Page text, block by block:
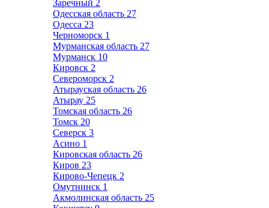
Заречный 2
Одесская область 27
Одесса 23
Черноморск 1
Мурманская область 27
Мурманск 10
Кировск 2
Североморск 2
Атырауская область 26
Атырау 25
Томская область 26
Томск 20
Северск 3
Асино 1
Кировская область 26
Киров 23
Кирово-Чепецк 2
Омутнинск 1
Акмолинская область 25